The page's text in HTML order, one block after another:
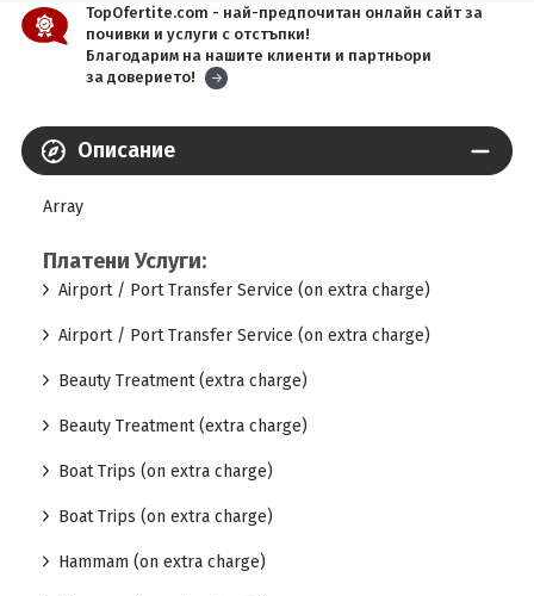
TopOfertite.com - най-предпочитан онлайн сайт за
почивки и услуги с отстъпки!
Благодарим на нашите клиенти и партньори
за доверието!
Описание
Array
Платени Услуги:
Airport / Port Transfer Service (on extra charge)
Airport / Port Transfer Service (on extra charge)
Beauty Treatment (extra charge)
Beauty Treatment (extra charge)
Boat Trips (on extra charge)
Boat Trips (on extra charge)
Hammam (on extra charge)